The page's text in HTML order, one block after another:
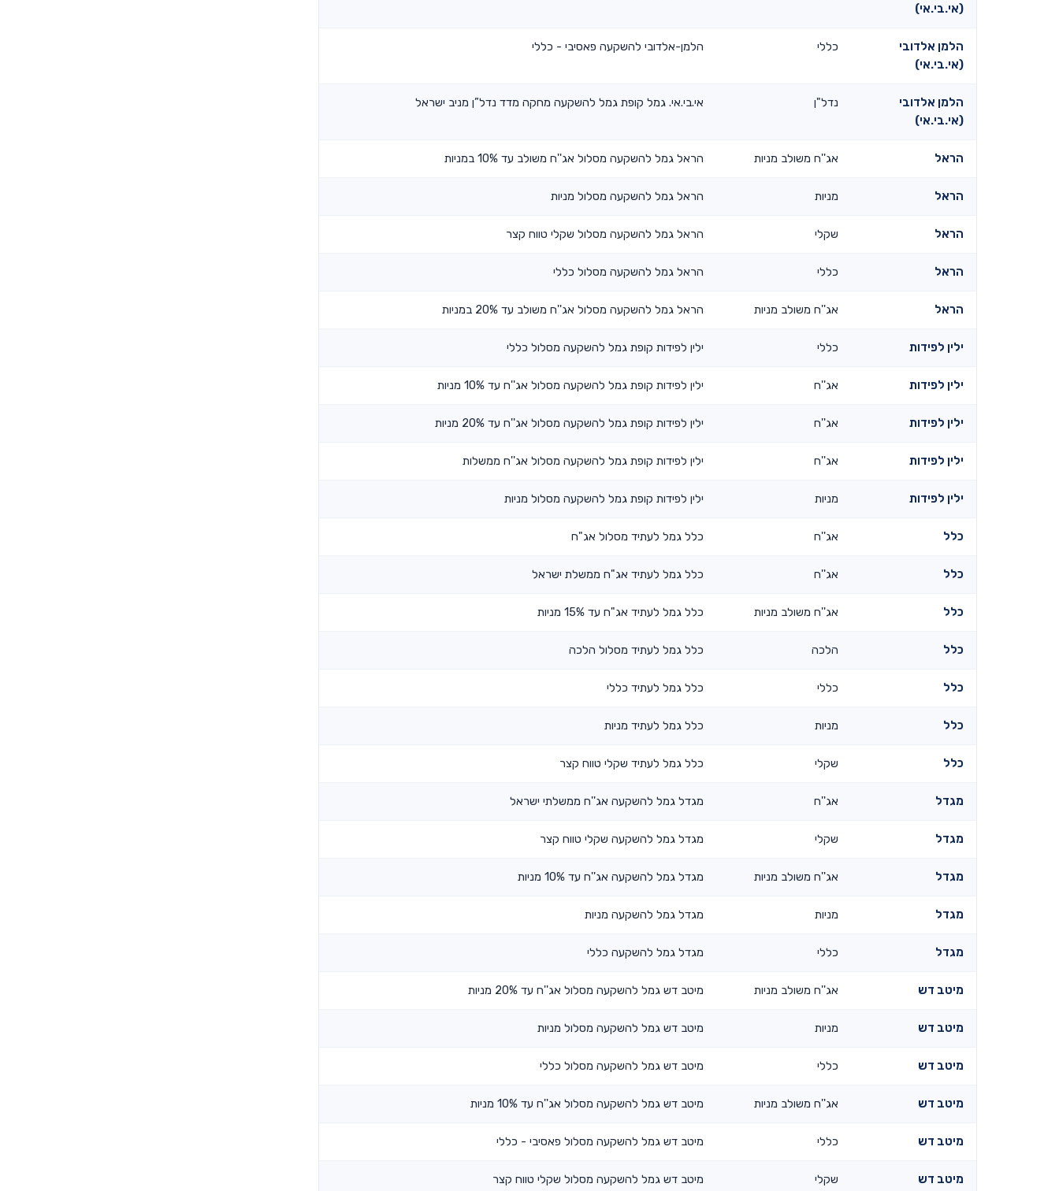
(אי.בי.אי)
הלמן אלדובי
(אי.בי.אי)
כללי הלמן-אלדובי להשקעה פאסיבי - כללי
הלמן אלדובי
(אי.בי.אי)
נדל"ן אי.בי.אי. גמל קופת גמל להשקעה מחקה מדד נדל”ן מניב ישראל
הראל אג''ח משולב מניות הראל גמל להשקעה מסלול אג''ח משולב עד 10% במניות
הראל מניות הראל גמל להשקעה מסלול מניות
הראל שקלי הראל גמל להשקעה מסלול שקלי טווח קצר
הראל כללי הראל גמל להשקעה מסלול כללי
הראל אג''ח משולב מניות הראל גמל להשקעה מסלול אג''ח משולב עד 20% במניות
ילין לפידות כללי ילין לפידות קופת גמל להשקעה מסלול כללי
ילין לפידות אג''ח ילין לפידות קופת גמל להשקעה מסלול אג''ח עד 10% מניות
ילין לפידות אג''ח ילין לפידות קופת גמל להשקעה מסלול אג''ח עד 20% מניות
ילין לפידות אג''ח ילין לפידות קופת גמל להשקעה מסלול אג''ח ממשלות
ילין לפידות מניות ילין לפידות קופת גמל להשקעה מסלול מניות
כלל אג''ח כלל גמל לעתיד מסלול אג"ח
כלל אג''ח כלל גמל לעתיד אג"ח ממשלת ישראל
כלל אג''ח משולב מניות כלל גמל לעתיד אג"ח עד 15% מניות
כלל הלכה כלל גמל לעתיד מסלול הלכה
כלל כללי כלל גמל לעתיד כללי
כלל מניות כלל גמל לעתיד מניות
כלל שקלי כלל גמל לעתיד שקלי טווח קצר
מגדל אג''ח מגדל גמל להשקעה אג''ח ממשלתי ישראל
מגדל שקלי מגדל גמל להשקעה שקלי טווח קצר
מגדל אג''ח משולב מניות מגדל גמל להשקעה אג''ח עד 10% מניות
מגדל מניות מגדל גמל להשקעה מניות
מגדל כללי מגדל גמל להשקעה כללי
מיטב דש אג''ח משולב מניות מיטב דש גמל להשקעה מסלול אג''ח עד 20% מניות
מיטב דש מניות מיטב דש גמל להשקעה מסלול מניות
מיטב דש כללי מיטב דש גמל להשקעה מסלול כללי
מיטב דש אג''ח משולב מניות מיטב דש גמל להשקעה מסלול אג''ח עד 10% מניות
מיטב דש כללי מיטב דש גמל להשקעה מסלול פאסיבי - כללי
מיטב דש שקלי מיטב דש גמל להשקעה מסלול שקלי טווח קצר